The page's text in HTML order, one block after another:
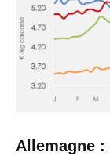
Allemagne